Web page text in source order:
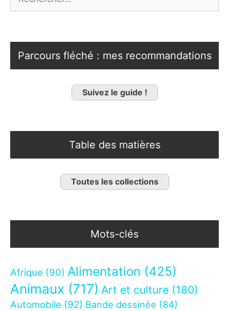
Parcours fléché : mes recommandations
Suivez le guide !
Table des matières
Toutes les collections
Mots-clés
Afrique (90) Alimentation (425)
Animaux (717) Art et culture (180)
Automobile (92) Bande dessinée (84)